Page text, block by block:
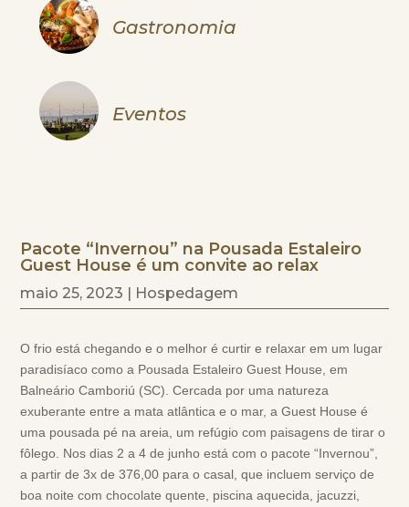
Gastronomia
Eventos
Pacote “Invernou” na Pousada Estaleiro
Guest House é um convite ao relax
maio 25, 2023 | Hospedagem
O frio está chegando e o melhor é curtir e relaxar em um lugar
paradisíaco como a Pousada Estaleiro Guest House, em
Balneário Camboriú (SC). Cercada por uma natureza
exuberante entre a mata atlântica e o mar, a Guest House é
uma pousada pé na areia, um refúgio com paisagens de tirar o
fôlego. Nos dias 2 a 4 de junho está com o pacote “Invernou”,
a partir de 3x de 376,00 para o casal, que incluem serviço de
boa noite com chocolate quente, piscina aquecida, jacuzzi,